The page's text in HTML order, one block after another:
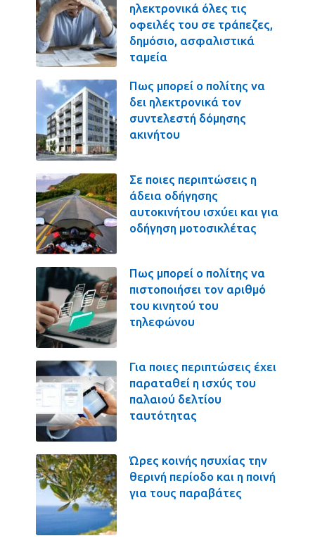
ηλεκτρονικά όλες τις
οφειλές του σε τράπεζες,
δημόσιο, ασφαλιστικά
ταμεία
Πως μπορεί ο πολίτης να
δει ηλεκτρονικά τον
συντελεστή δόμησης
ακινήτου
Σε ποιες περιπτώσεις η
άδεια οδήγησης
αυτοκινήτου ισχύει και για
οδήγηση μοτοσικλέτας
Πως μπορεί ο πολίτης να
πιστοποιήσει τον αριθμό
του κινητού του
τηλεφώνου
Για ποιες περιπτώσεις έχει
παραταθεί η ισχύς του
παλαιού δελτίου
ταυτότητας
Ώρες κοινής ησυχίας την
θερινή περίοδο και η ποινή
για τους παραβάτες